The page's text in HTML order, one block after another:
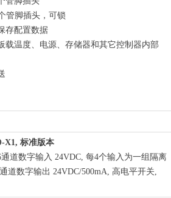
管脚插头，可锁
存配置数据
载温度、电源、存储器和其它控制器内部
X1, 标准版本
道数字输入 24VDC, 每4个输入为一组隔离
道数字输出 24VDC/500mA, 高电平开关,